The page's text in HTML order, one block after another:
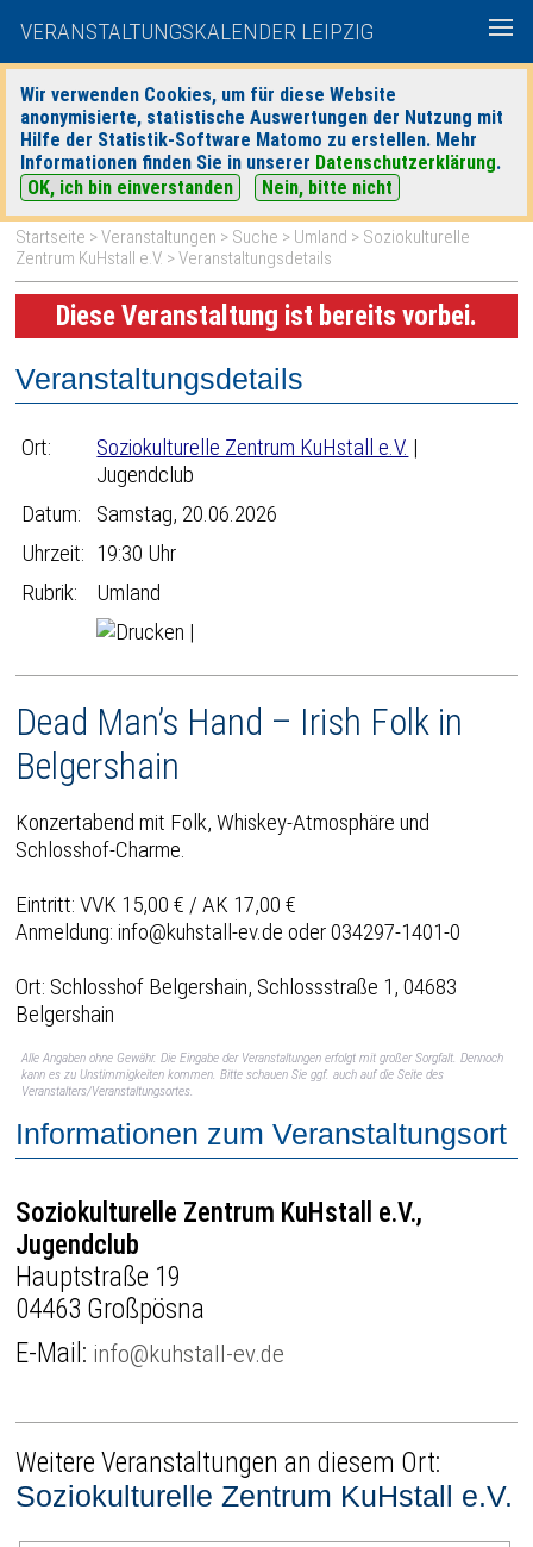
VERANSTALTUNGSKALENDER LEIPZIG
Wir verwenden Cookies, um für diese Website
anonymisierte, statistische Auswertungen der Nutzung mit
Hilfe der Statistik-Software Matomo zu erstellen. Mehr
Informationen finden Sie in unserer Datenschutzerklärung.
OK, ich bin einverstanden
Nein, bitte nicht
heute|morgen| Detaillierte Suche
Startseite >Veranstaltungen > Suche > Umland > Soziokulturelle
Zentrum KuHstall e.V. > Veranstaltungsdetails
Diese Veranstaltung ist bereits vorbei.
Veranstaltungsdetails
Ort: Soziokulturelle Zentrum KuHstall e.V. |
Jugendclub
Datum:
Samstag, 20.06.2026
Uhrzeit: 19:30 Uhr
Rubrik:
Umland
|
Dead Man’s Hand – Irish Folk in
Belgershain
Konzertabend mit Folk, Whiskey-Atmosphäre und
Schlosshof-Charme.
Eintritt: VVK 15,00 € / AK 17,00 €
Anmeldung: info@kuhstall-ev.de oder 034297-1401-0
Ort: Schlosshof Belgershain, Schlossstraße 1, 04683
Belgershain
Alle Angaben ohne Gewähr. Die Eingabe der Veranstaltungen erfolgt mit großer Sorgfalt. Dennoch
kann es zu Unstimmigkeiten kommen. Bitte schauen Sie ggf. auch auf die Seite des
Veranstalters/Veranstaltungsortes.
Informationen zum Veranstaltungsort
Soziokulturelle Zentrum KuHstall e.V.,
Jugendclub
Hauptstraße 19
04463 Großpösna
E-Mail: info@kuhstall-ev.de
Weitere Veranstaltungen an diesem Ort:
Soziokulturelle Zentrum KuHstall e.V.